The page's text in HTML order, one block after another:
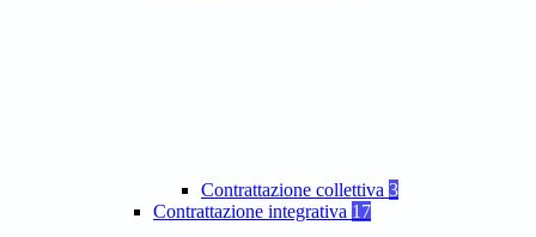
Contrattazione collettiva 3
Contrattazione integrativa 17